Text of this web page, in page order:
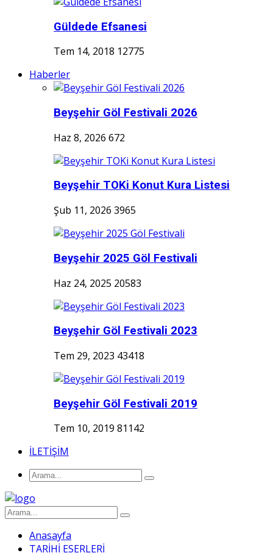
Güldede Efsanesi
Tem 14, 2018 12775
Haberler
Beyşehir Göl Festivali 2026
Haz 8, 2026 672
Beyşehir TOKi Konut Kura Listesi
Şub 11, 2026 3965
Beyşehir 2025 Göl Festivali
Haz 24, 2025 20583
Beyşehir Göl Festivali 2023
Tem 29, 2023 43418
Beyşehir Göl Festivali 2019
Tem 10, 2019 81142
İLETİŞİM
Anasayfa
TARİHİ ESERLERİ